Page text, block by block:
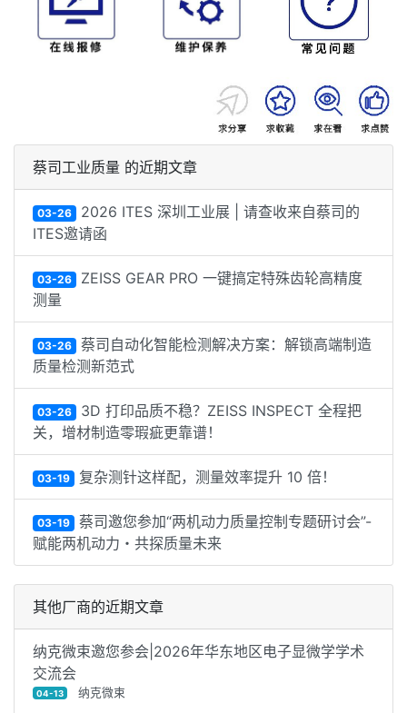
蔡司工业质量 的近期文章
03-26 2026 ITES 深圳工业展 | 请查收来自蔡司的
ITES邀请函
03-26 ZEISS GEAR PRO 一键搞定特殊齿轮高精度
测量
03-26 蔡司自动化智能检测解决方案：解锁高端制造
质量检测新范式
03-26 3D 打印品质不稳？ZEISS INSPECT 全程把
关，增材制造零瑕疵更靠谱！
03-19 复杂测针这样配，测量效率提升 10 倍！
03-19 蔡司邀您参加“两机动力质量控制专题研讨会”-
赋能两机动力・共探质量未来
其他厂商的近期文章
纳克微束邀您参会|2026年华东地区电子显微学学术
交流会
04-13 纳克微束